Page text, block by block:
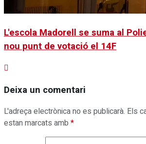
L'escola Madorell se suma al
nou punt de votació el 14F
Deixa un comentari
L'adreça electrònica no es publicarà. Els
estan marcats amb *